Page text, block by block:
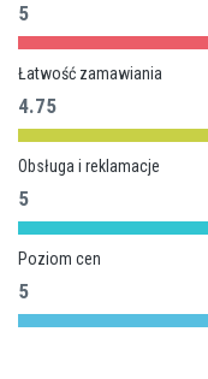
5
Łatwość zamawiania
4.75
Obsługa i reklamacje
5
Poziom cen
5